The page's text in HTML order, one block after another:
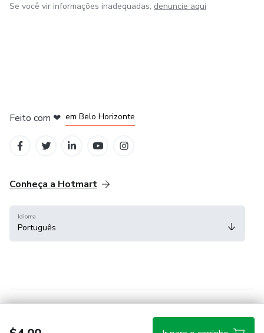
Se você vir informações inadequadas, denuncie aqui
Feito com ❤ em Belo Horizonte
Conheça a Hotmart
Idioma
Português